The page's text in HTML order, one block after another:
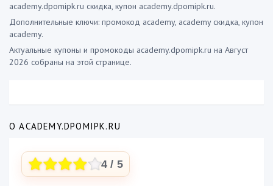
academy.dpomipk.ru скидка, купон academy.dpomipk.ru.
Дополнительные ключи: промокод academy, academy скидка, купон
academy.
Актуальные купоны и промокоды academy.dpomipk.ru на Август
2026 собраны на этой странице.
О ACADEMY.DPOMIPK.RU
4 / 5